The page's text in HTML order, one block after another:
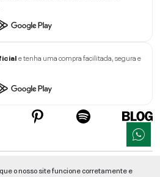
e tenha uma compra facilitada, segura e
o nosso site funcione corretamente e